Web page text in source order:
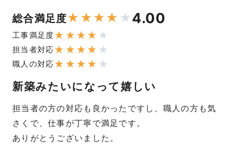
総合満足度★ ★★★ ★ 4.00
工事満足度★ ★ ★ ★ ★
担当者対応★ ★ ★ ★ ★
職人の対応★ ★ ★ ★ ★
新築みたいになって嬉しい
担当者の方の対応も良かったですし、職人の方も気
さくで、仕事が丁寧で満足です。
ありがとうございました。